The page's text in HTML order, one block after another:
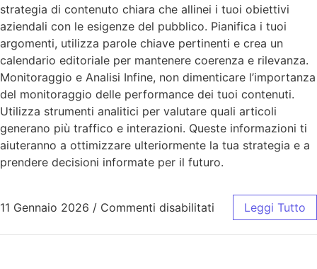
strategia di contenuto chiara che allinei i tuoi obiettivi
aziendali con le esigenze del pubblico. Pianifica i tuoi
argomenti, utilizza parole chiave pertinenti e crea un
calendario editoriale per mantenere coerenza e rilevanza.
Monitoraggio e Analisi Infine, non dimenticare l’importanza
del monitoraggio delle performance dei tuoi contenuti.
Utilizza strumenti analitici per valutare quali articoli
generano più traffico e interazioni. Queste informazioni ti
aiuteranno a ottimizzare ulteriormente la tua strategia e a
prendere decisioni informate per il futuro.
11 Gennaio 2026 / Commenti disabilitati Leggi Tutto